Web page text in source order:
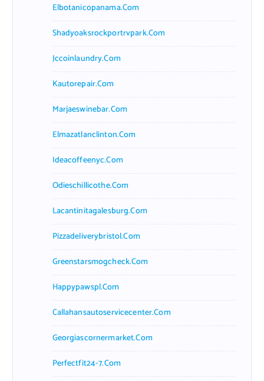
Elbotanicopanama.com
Shadyoaksrockportrvpark.com
Jccoinlaundry.com
Kautorepair.com
Marjaeswinebar.com
Elmazatlanclinton.com
Ideacoffeenyc.com
Odieschillicothe.com
Lacantinitagalesburg.com
Pizzadeliverybristol.com
Greenstarsmogcheck.com
Happypawspl.com
Callahansautoservicecenter.com
Georgiascornermarket.com
Perfectfit24-7.com